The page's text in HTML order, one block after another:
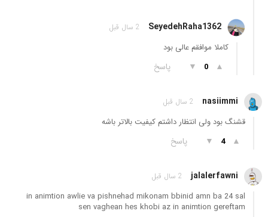
SeyedehRaha1362 2 سال قبل
کاملا موافقم عالی بود
▲
0
▼ پاسخ
nasiimmi 2 سال قبل
قشنگ بود ولی انتظار داشتم کیفیت بالاتر باشه
▲
4
▼ پاسخ
jalalerfawni 2 سال قبل
in animtion awlie va pishnehad mikonam bbinid amn ba 24 sal
sen vaghean hes khobi az in animtion gereftam